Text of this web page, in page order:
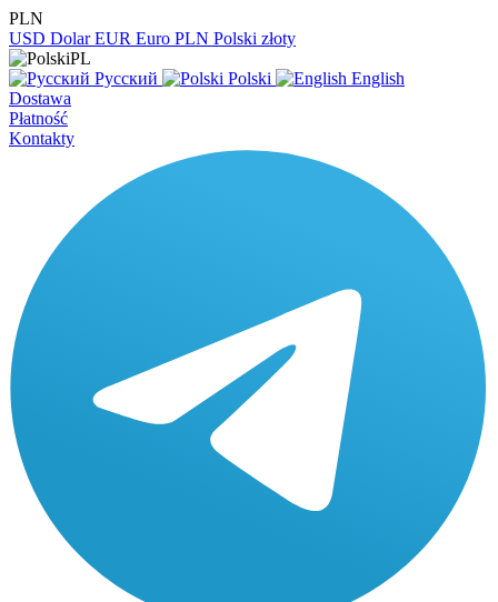
PLN
USD Dolar EUR Euro PLN Polski złoty
PL
Русский
Polski
English
Dostawa
Płatność
Kontakty